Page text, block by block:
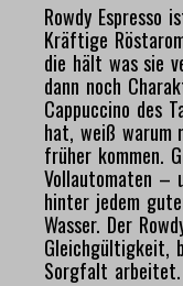
Rowdy Espresso
Kräftige
die hält was sie
dann noch
Cappuccino des
hat, weiß warum
früher kommen.
Vollautomaten –
hinter jedem
Wasser. Der
Gleichgültigkeit,
Sorgfalt arbeitet.